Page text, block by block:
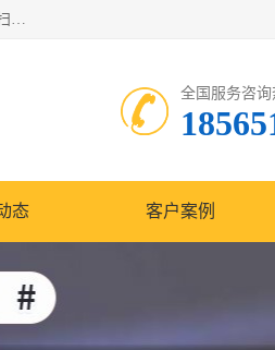
正检信服提供软件产品登记测试；科技项目验收测试；产品确认测试；功能测试；性能测试；安全测试；代码审计测试；漏洞扫描测试；渗透测试；风险评估测试；信息安全等级保护测评；双软认定；实验室建设质量体系建设；软件着作权、软件评测等服务。
全国服务咨询
态 客户案例